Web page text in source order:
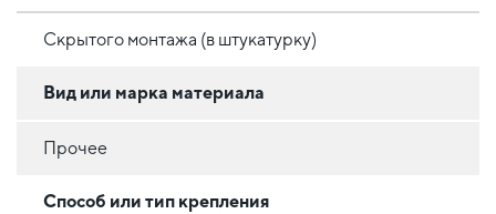
Скрытого монтажа (в штукатурку)
Вид или марка материала
Прочее
Способ или тип крепления